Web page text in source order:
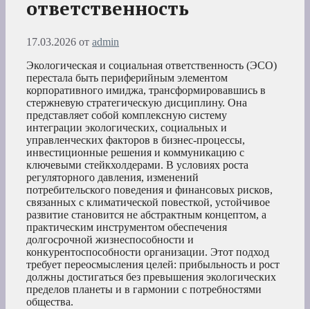
ответственность
17.03.2026 от admin
Экологическая и социальная ответственность (ЭСО)
перестала быть периферийным элементом
корпоративного имиджа, трансформировавшись в
стержневую стратегическую дисциплину. Она
представляет собой комплексную систему
интеграции экологических, социальных и
управленческих факторов в бизнес-процессы,
инвестиционные решения и коммуникацию с
ключевыми стейкхолдерами. В условиях роста
регуляторного давления, изменений
потребительского поведения и финансовых рисков,
связанных с климатической повесткой, устойчивое
развитие становится не абстрактным концептом, а
практическим инструментом обеспечения
долгосрочной жизнеспособности и
конкурентоспособности организации. Этот подход
требует переосмысления целей: прибыльность и рост
должны достигаться без превышения экологических
пределов планеты и в гармонии с потребностями
общества.